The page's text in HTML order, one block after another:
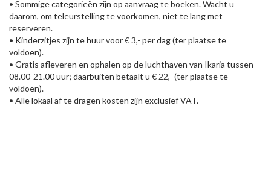
• Sommige categorieën zijn op aanvraag te boeken. Wacht u
daarom, om teleurstelling te voorkomen, niet te lang met
reserveren.
• Kinderzitjes zijn te huur voor € 3,- per dag (ter plaatse te
voldoen).
• Gratis afleveren en ophalen op de luchthaven van Ikaria tussen
08.00-21.00 uur; daarbuiten betaalt u € 22,- (ter plaatse te
voldoen).
• Alle lokaal af te dragen kosten zijn exclusief VAT.